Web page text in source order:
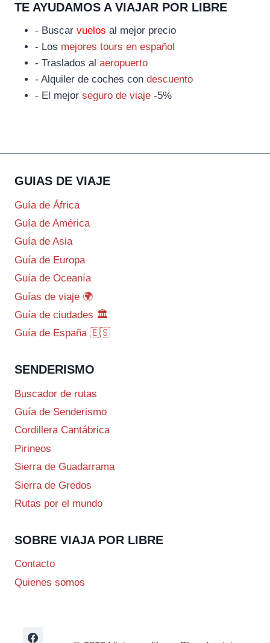
TE AYUDAMOS A VIAJAR POR LIBRE
- Buscar vuelos al mejor precio
- Los mejores tours en español
- Traslados al aeropuerto
- Alquiler de coches con descuento
- El mejor seguro de viaje -5%
GUIAS DE VIAJE
Guía de África
Guía de América
Guía de Asia
Guía de Europa
Guía de Oceanía
Guías de viaje 🌍
Guía de ciudades 🏛️
Guía de España 🇪🇸
SENDERISMO
Buscador de rutas
Guía de Senderismo
Cordillera Cantábrica
Pirineos
Sierra de Guadarrama
Sierra de Gredos
Rutas por el mundo
SOBRE VIAJA POR LIBRE
Contacto
Quienes somos